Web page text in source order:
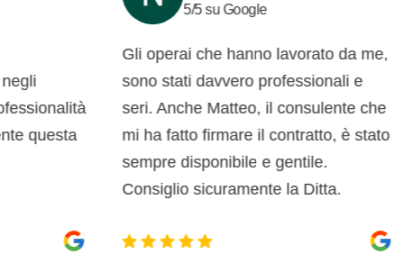
5/5 su Google
Gli operai che hanno lavorato da me,
sono stati davvero professionali e
seri. Anche Matteo, il consulente che
mi ha fatto firmare il contratto, è stato
sempre disponibile e gentile.
Consiglio sicuramente la Ditta.